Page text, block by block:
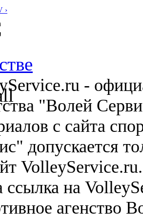
›
-
"Волей
с сайта
допускается
ссылка на
агенство